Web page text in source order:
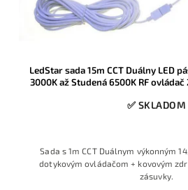
LedStar sada 15m CCT Duálny LED
3000K až Studená 6500K RF
✅ SKLADOM
Sada s 1m CCT Duálnym výkonným
dotykovým ovládačom + kovovým
zásuvky.